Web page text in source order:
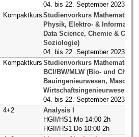
04. bis 22. September 2023
Kompaktkurs Studienvorkurs Mathematik
Physik, Elektro- &
Data Science, Chemie &
Soziologie)
04. bis 22. September 2023
Kompaktkurs Studienvorkurs Mathematik
BCI/BW/MLW (Bio- und
Bauingenieurwesen,
Wirtschaftsingenieurwesen)
04. bis 22. September 2023
4+2
Analysis I
HGII/HS1 Mo 14:00 2h
HGII/HS1 Do 10:00 2h